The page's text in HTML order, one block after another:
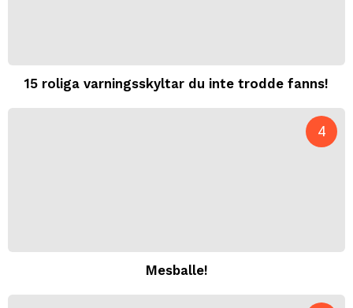
15 roliga varningsskyltar du inte trodde fanns!
Mesballe!